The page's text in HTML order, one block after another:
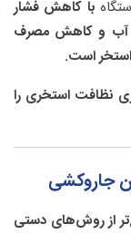
با کاهش فشار
آب و کاهش مصرف
استخر است.
نظافت استخری را
جاروکشی
از روش‌های دستی